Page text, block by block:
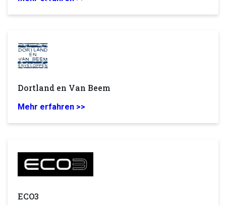
Dortland en Van Beem
Mehr erfahren >>
ECO3